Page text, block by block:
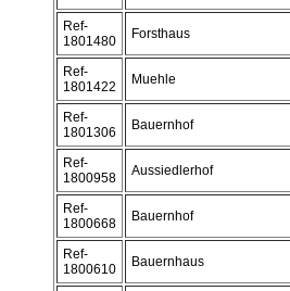
Ref-
1801480
Forsthaus
Ref-
1801422
Muehle
Ref-
1801306
Bauernhof
Ref-
1800958
Aussiedlerhof
Ref-
1800668
Bauernhof
Ref-
1800610
Bauernhaus